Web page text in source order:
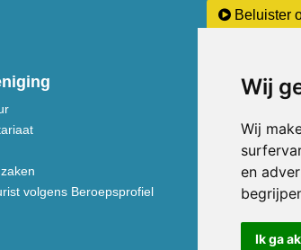
Wij
Wij
en
Ik ga
Beluister
volgens Beroepsprofiel
Over
Acupunctuur
Neem een
Voeding